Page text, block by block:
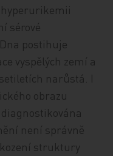
sérové
postihuje
vyspělých zemí a
narůstá. I
obrazu
není správně
struktury